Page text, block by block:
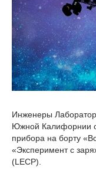
Инженеры
Южной Калифорнии
прибора на борту
«Эксперимент с
(LECP).